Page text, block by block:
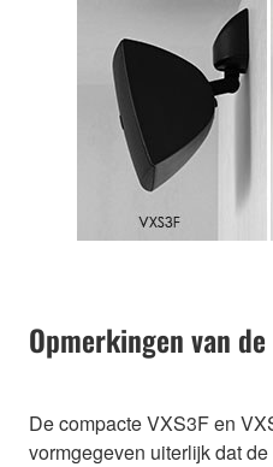
Opmerkingen van
De compacte VXS3F en
vormgegeven uiterlijk dat